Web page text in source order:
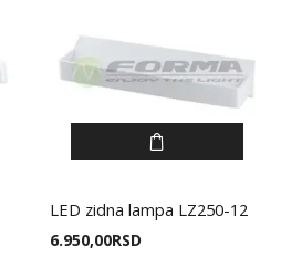
LED zidna lampa LZ250-12
6.950,00RSD